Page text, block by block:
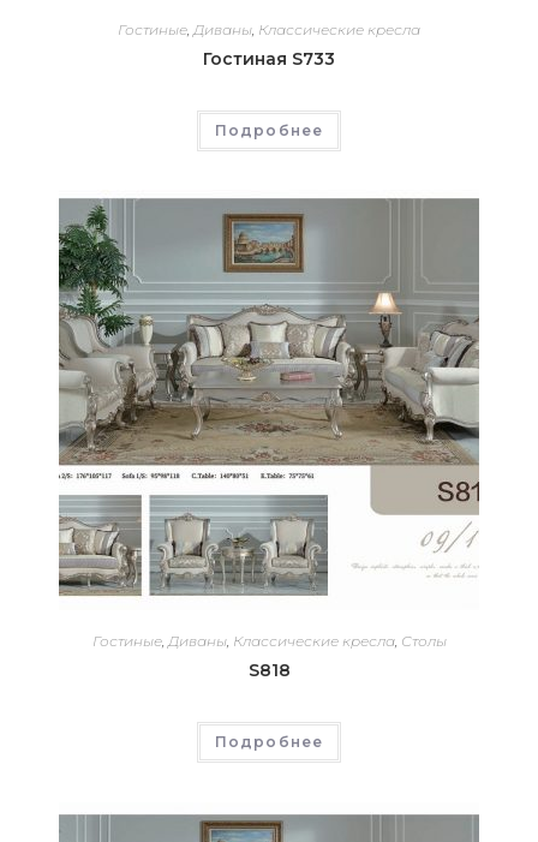
Гостиные Диваны Классические кресла
Гостиная S733
Подробнее
Гостиные,Диваны, Классические кресла, Столы
S818
Подробнее